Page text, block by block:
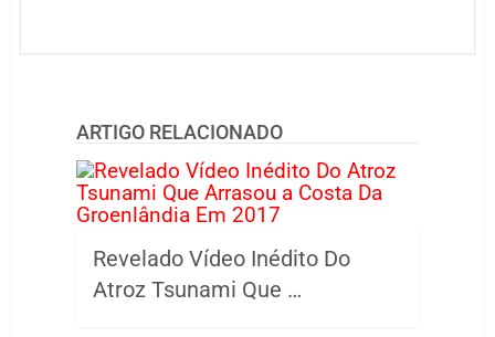
ARTIGO RELACIONADO
Revelado Vídeo Inédito Do
Atroz Tsunami Que …